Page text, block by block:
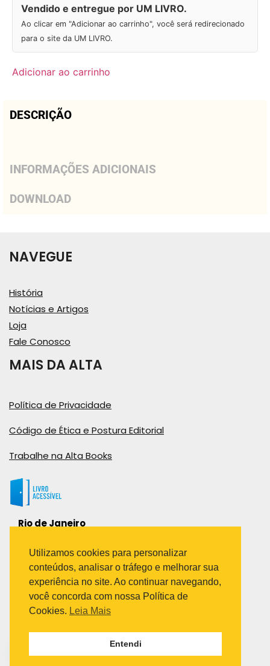
Vendido e entregue por UM LIVRO.
Ao clicar em "Adicionar ao carrinho", você será redirecionado
para o site da UM LIVRO.
Adicionar ao carrinho
DESCRIÇÃO
INFORMAÇÕES ADICIONAIS
DOWNLOAD
NAVEGUE
História
Notícias e Artigos
Loja
Fale Conosco
MAIS DA ALTA
Política de Privacidade
Código de Ética e Postura Editorial
Trabalhe na Alta Books
Rio de Janeiro
Bairro Industrial do Jacaré
Rio de Janeiro – RJ – CEP: 20970-031
Telefone:
(21) 3278-8069
(21) 3995-7512
Avenida Paulista 1636 / sala 1407
Utilizamos cookies para personalizar
conteúdos, analisar o tráfego e melhorar sua
experiência no site. Ao continuar navegando,
você concorda com nossa Política de
Cookies. Leia Mais
Entendi